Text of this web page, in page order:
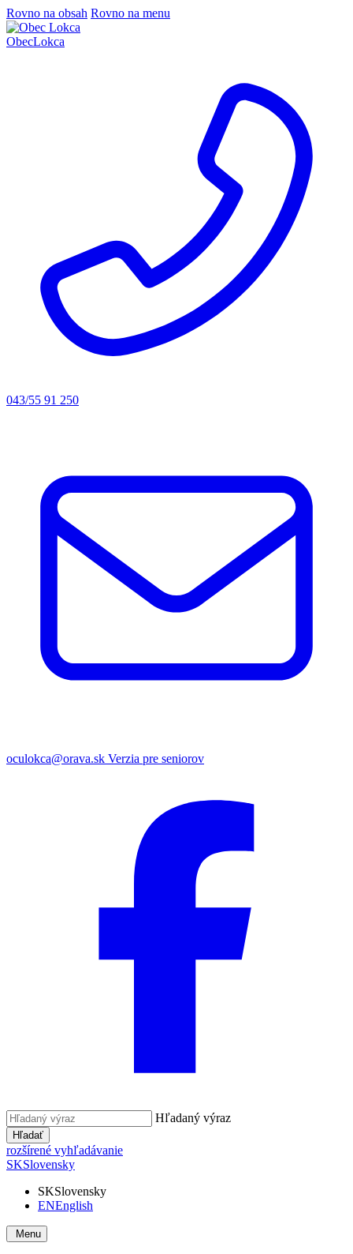
Rovno na obsah Rovno na menu
ObecLokca
043/55 91 250
oculokca@orava.sk Verzia pre seniorov
Hľadaný výraz
Hľadať
rozšírené vyhľadávanie
SKSlovensky
SKSlovensky
ENEnglish
Menu